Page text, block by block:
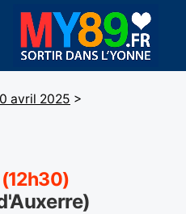
avril 2025 >